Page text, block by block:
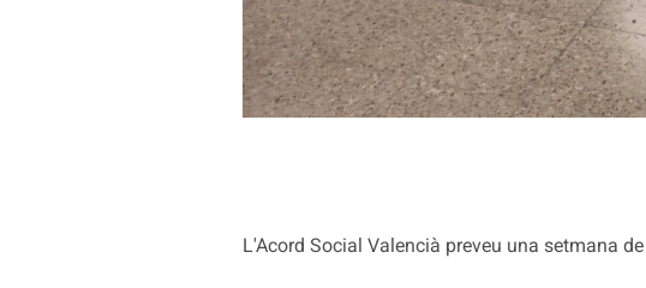
L'Acord Social Valencià preveu una setmana